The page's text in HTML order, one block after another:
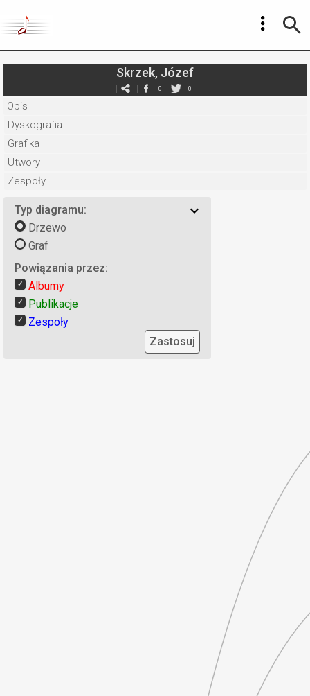
Skrzek, Józef
0 0
Opis
Dyskografia
Grafika
Utwory
Zespoły
Typ diagramu:
Drzewo
Graf
Powiązania przez:
Albumy
Publikacje
Zespoły
Zastosuj